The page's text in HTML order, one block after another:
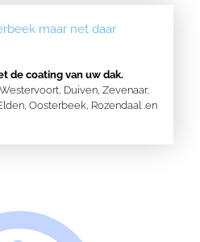
maar net daar
de coating van uw dak.
Westervoort Duiven Zevenaar,
Oosterbeek, Rozendaal .en